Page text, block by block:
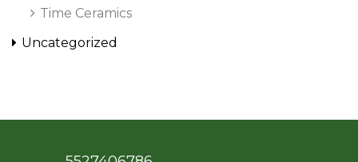
Time Ceramics
Uncategorized